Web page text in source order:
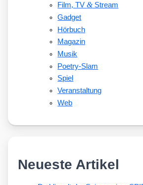
Film, TV&Stream
Gadget
Hörbuch
Magazin
Musik
Poetry-Slam
Spiel
Veranstaltung
Web
Neueste Artikel